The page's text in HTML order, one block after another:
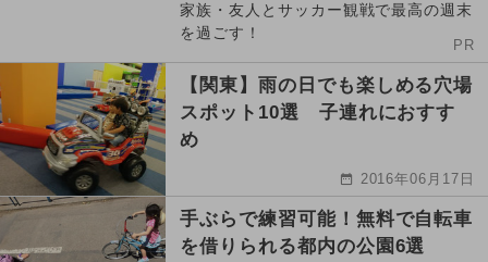
家族・友人とサッカー観戦で最高の週末
を過ごす！
PR
【関東】雨の日でも楽しめる穴場
スポット10選 子連れにおすす
め
2016年06月17日
手ぶらで練習可能！無料で自転車
を借りられる都内の公園6選